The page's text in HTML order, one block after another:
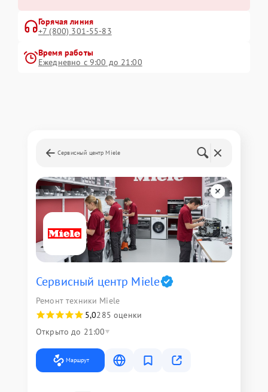
Горячая линия
+7 (800) 301-55-83
Время работы
Ежедневно с 9:00 до 21:00
Сервисный центр Miele
Сервисный центр Miele
Ремонт техники Miele
5,0285 оценки
Открыто до 21:00
Маршрут